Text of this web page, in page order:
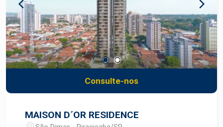
Consulte-nos
MAISON D´OR RESIDENCE